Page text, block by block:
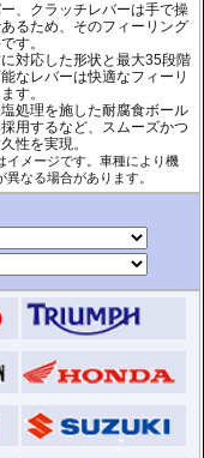
、クラッチレバーは手で操
るため、そのフィーリング
す。
対応した形状と最大35段階
なレバーは快適なフィーリ
す。
処理を施した耐腐食ボール
用するなど、スムーズかつ
性を実現。
イメージです。車種により機
異なる場合があります。